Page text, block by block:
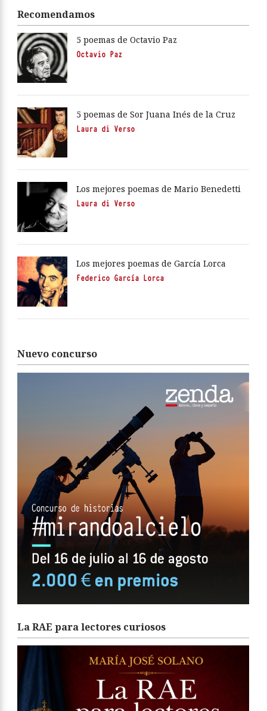
Recomendamos
5 poemas de Octavio Paz
Octavio Paz
5 poemas de Sor Juana Inés de la Cruz
Laura di Verso
Los mejores poemas de Mario Benedetti
Laura di Verso
Los mejores poemas de García Lorca
Federico García Lorca
Nuevo concurso
La RAE para lectores curiosos